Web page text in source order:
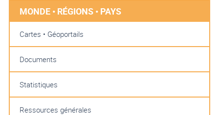
MONDE • RÉGIONS • PAYS
Cartes • Géoportails
Documents
Statistiques
Ressources générales